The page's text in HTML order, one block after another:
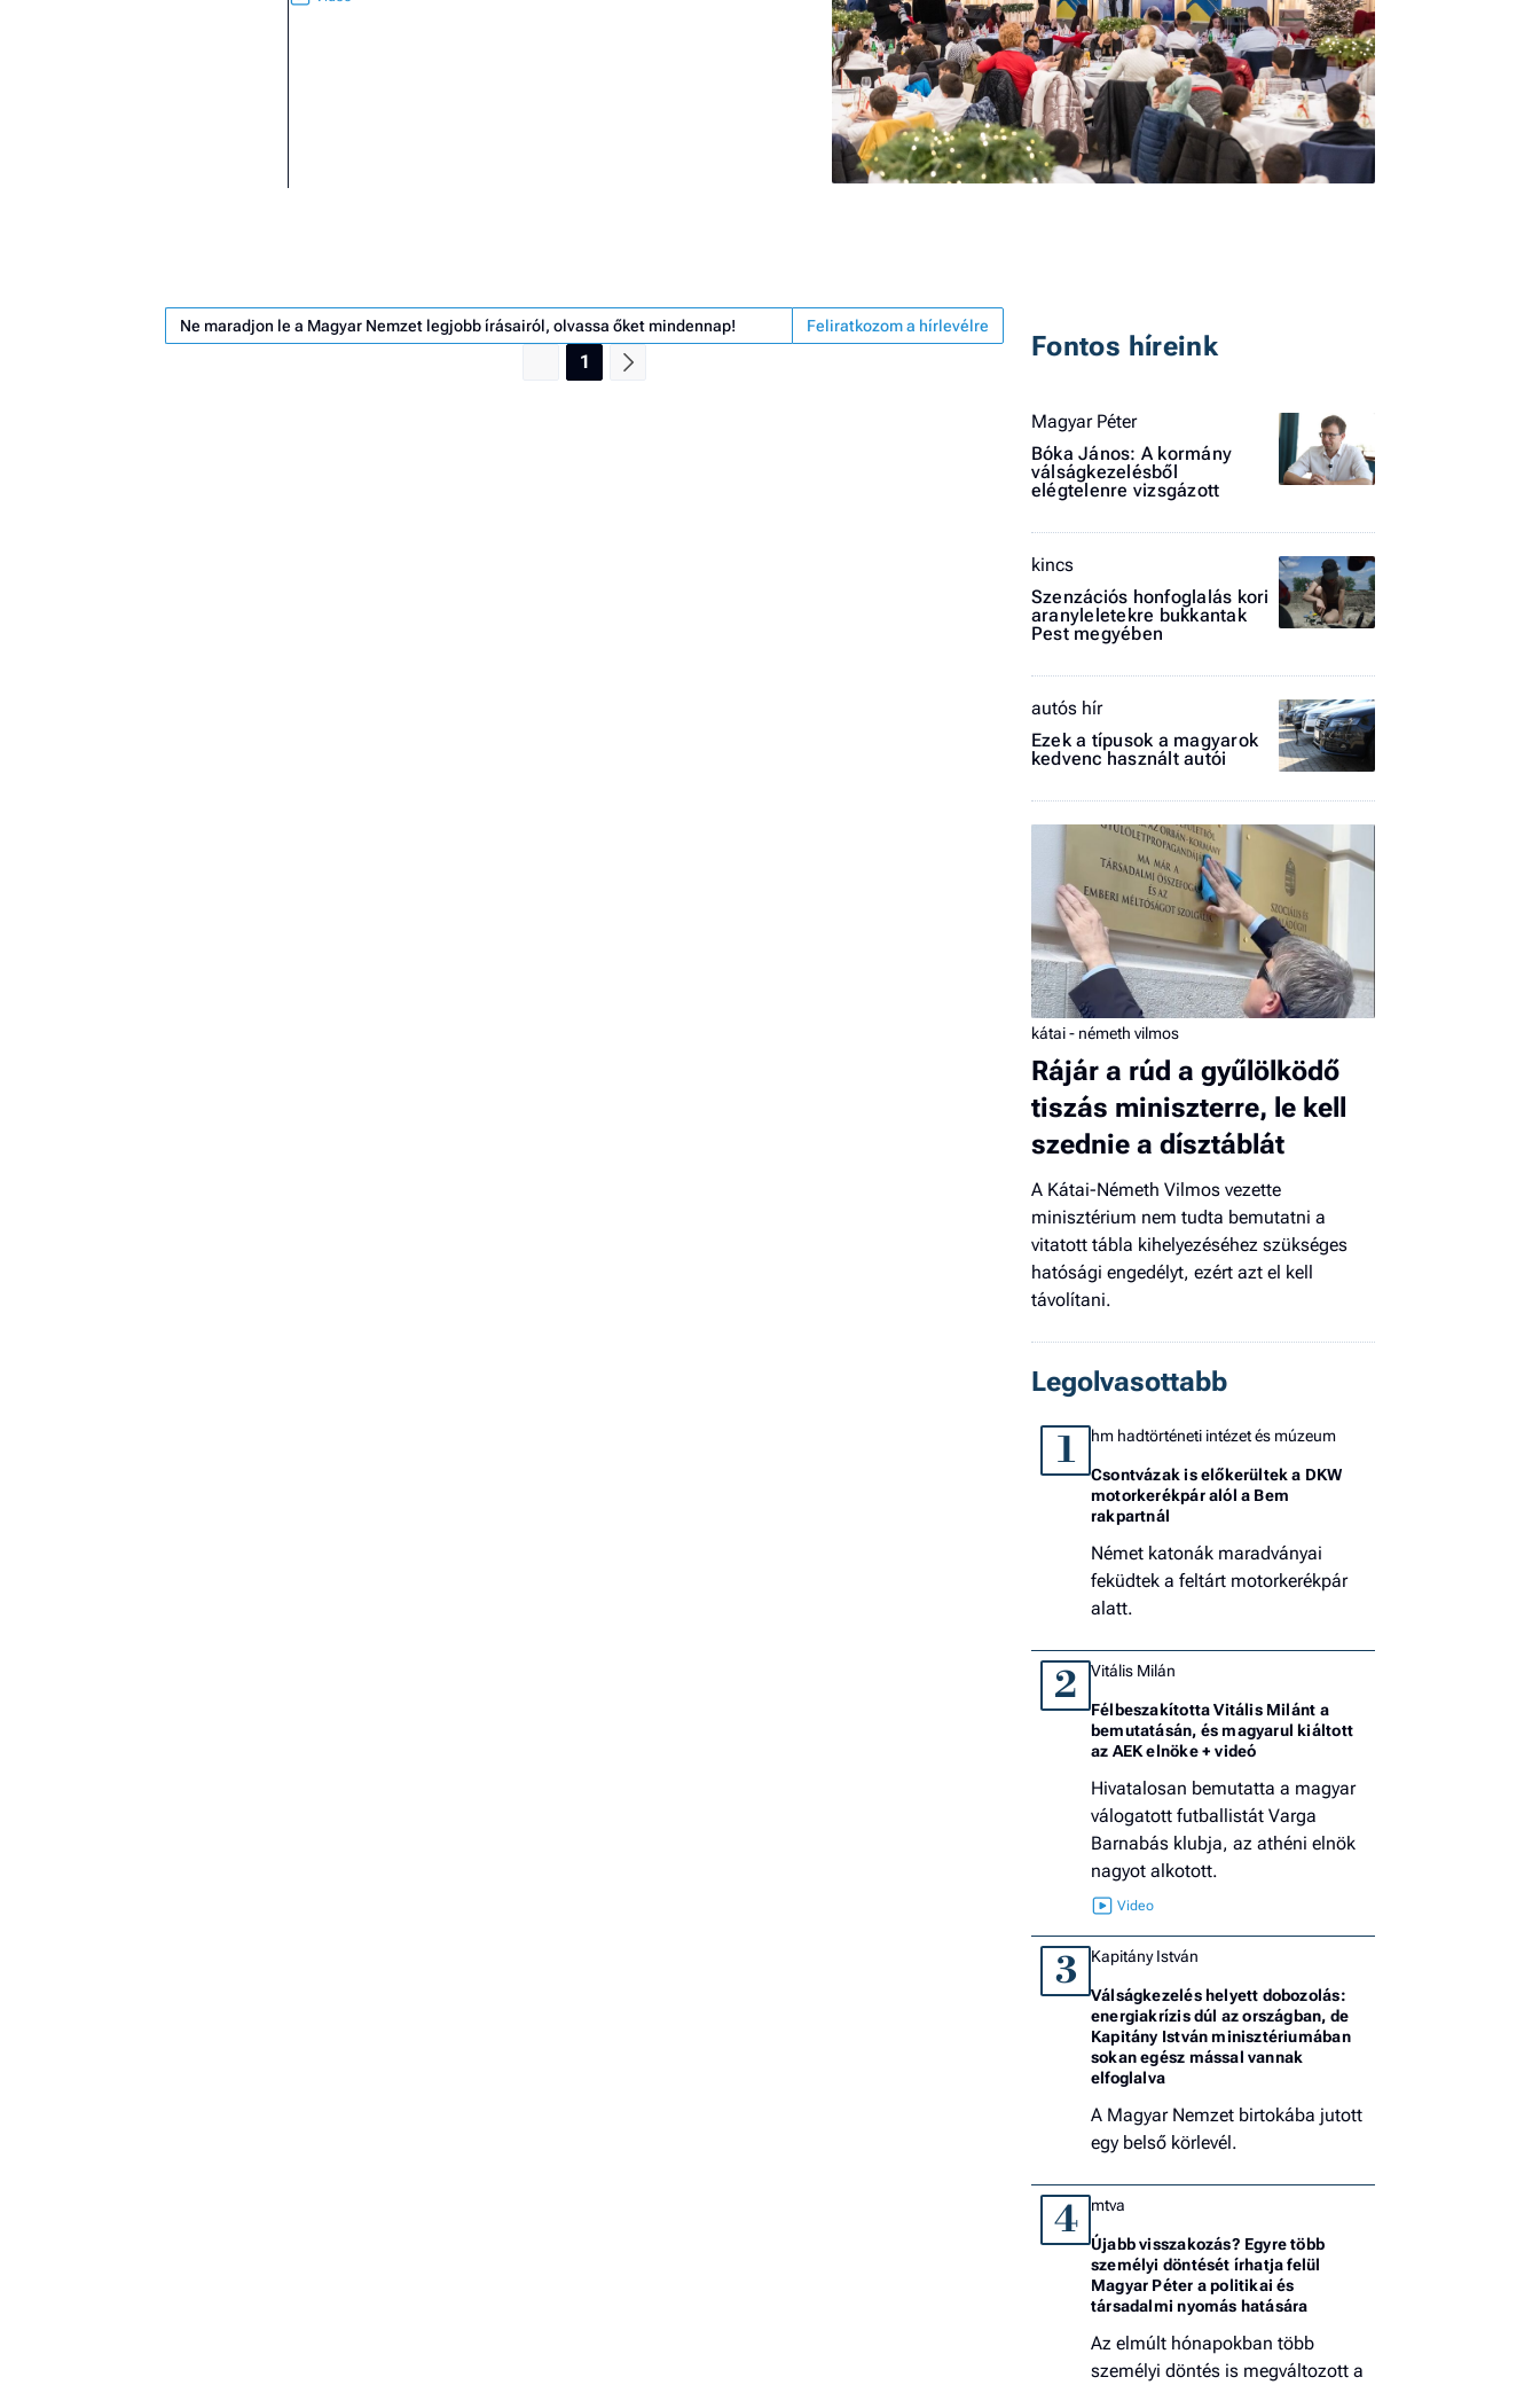
Ne maradjon le a Magyar Nemzet legjobb írásairól, olvassa őket mindennap! Feliratkozom a hírlevélre
1 Fontos híreink
Magyar Péter
Bóka János: A kormány
válságkezelésből
elégtelenre vizsgázott
kincs
Szenzációs honfoglalás kori
aranyleletekre bukkantak
Pest megyében
autós hír
Ezek a típusok a magyarok
kedvenc használt autói
kátai - németh vilmos
Rájár a rúd a gyűlölködő
tiszás miniszterre, le kell
szednie a dísztáblát
A Kátai-Németh Vilmos vezette
minisztérium nem tudta bemutatni a
vitatott tábla kihelyezéséhez szükséges
hatósági engedélyt, ezért azt el kell
távolítani.
Legolvasottabb
1 hm hadtörténeti intézet és múzeum
Csontvázak is előkerültek a DKW
motorkerékpár alól a Bem
rakpartnál
Német katonák maradványai
feküdtek a feltárt motorkerékpár
alatt.
2 Vitális Milán
Félbeszakította Vitális Milánt a
bemutatásán, és magyarul kiáltott
az AEK elnöke + videó
Hivatalosan bemutatta a magyar
válogatott futballistát Varga
Barnabás klubja, az athéni elnök
nagyot alkotott.
3 Kapitány István
Válságkezelés helyett dobozolás:
energiakrízis dúl az országban, de
Kapitány István minisztériumában
sokan egész mással vannak
elfoglalva
A Magyar Nemzet birtokába jutott
egy belső körlevél.
4 mtva
Újabb visszakozás? Egyre több
személyi döntését írhatja felül
Magyar Péter a politikai és
társadalmi nyomás hatására
Az elmúlt hónapokban több
személyi döntés is megváltozott a